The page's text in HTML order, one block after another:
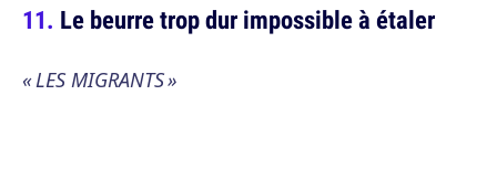
Le beurre trop dur impossible à étaler
« LES MIGRANTS »